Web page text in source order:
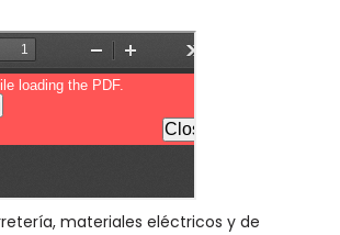
materiales eléctricos y de